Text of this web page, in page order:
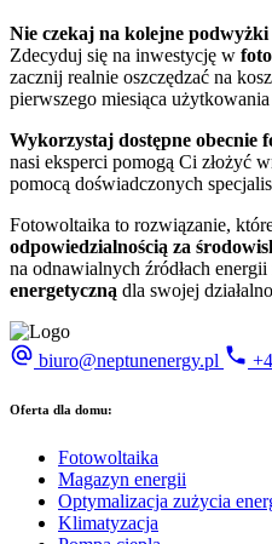
Nie czekaj na kolejne
Zdecyduj się na inwestycję w
zacznij realnie oszczędzać na
pierwszego miesiąca użytkowania
Wykorzystaj dostępne obecnie
nasi eksperci pomogą Ci złożyć
pomocą doświadczonych
Fotowoltaika to rozwiązanie,
odpowiedzialnością za
na odnawialnych źródłach
energetyczną dla swojej
biuro@neptunenergy.pl
Oferta dla domu:
Fotowoltaika
Magazyn energii
Optymalizacja zużycia
Klimatyzacja